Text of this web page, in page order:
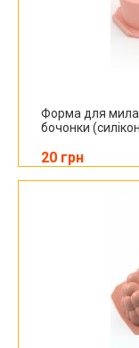
Форма для
бочонки
20 грн